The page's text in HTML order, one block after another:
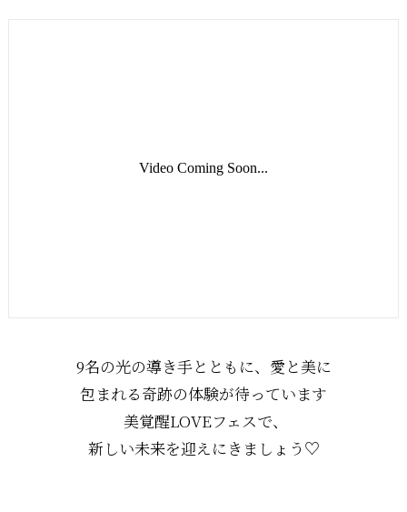
Video Coming Soon...
9名の光の導き手とともに、愛と美に
包まれる奇跡の体験が待っています
美覚醒LOVEフェスで、
新しい未来を迎えにきましょう♡